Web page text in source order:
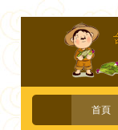
首頁